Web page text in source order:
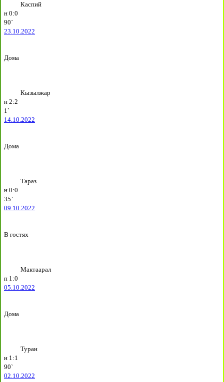
Каспий
н 0:0
90`
23.10.2022
Дома
Кызылжар
н 2:2
1`
14.10.2022
Дома
Тараз
н 0:0
35`
09.10.2022
В гостях
Мактаарал
п 1:0
05.10.2022
Дома
Туран
н 1:1
90`
02.10.2022